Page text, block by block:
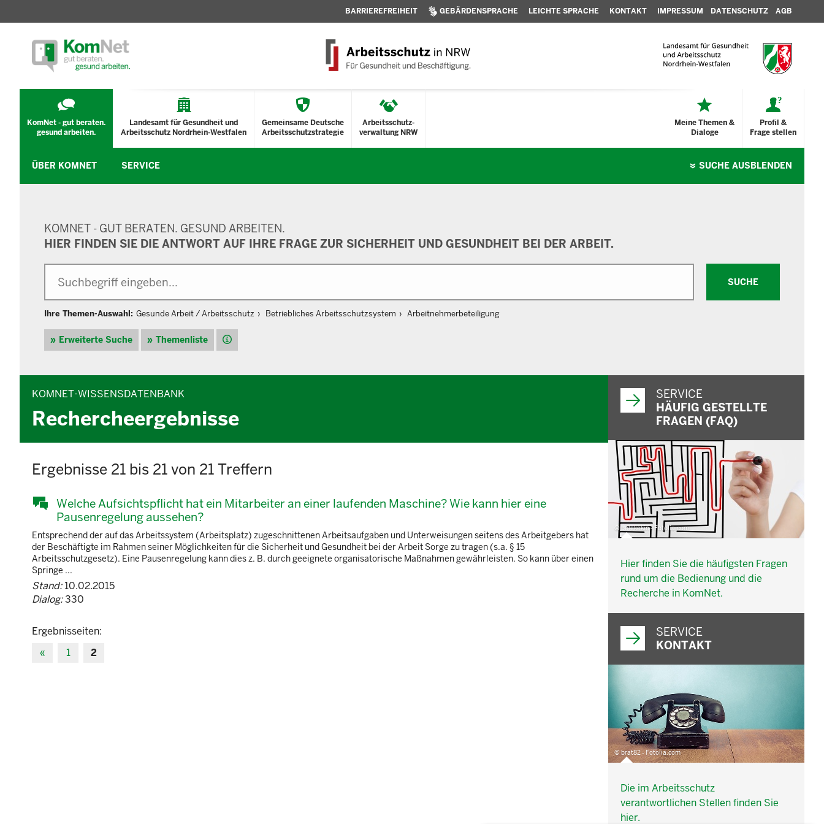
BARRIEREFREIHEIT GEBÄRDENSPRACHE LEICHTE SPRACHE KONTAKT IMPRESSUM DATENSCHUTZ AGB
KomNet - gut beraten.
gesund arbeiten.
Landesamt für Gesundheit und
Arbeitsschutz Nordrhein-Westfalen
Gemeinsame Deutsche
Arbeitsschutzstrategie
Arbeitsschutz-
verwaltung NRW
Profil &
Frage stellen
Meine Themen &
Dialoge
ÜBER KOMNET SERVICE SUCHE AUSBLENDEN
KOMNET - GUT BERATEN. GESUND ARBEITEN.
HIER FINDEN SIE DIE ANTWORT AUF IHRE FRAGE ZUR SICHERHEIT UND GESUNDHEIT BEI DER ARBEIT.
SUCHE
Ihre Themen-Auswahl: Gesunde Arbeit / Arbeitsschutz Betriebliches Arbeitsschutzsystem Arbeitnehmerbeteiligung
Erweiterte Suche Themenliste Hilfe
KOMNET-WISSENSDATENBANK
Rechercheergebnisse
Ergebnisse 21 bis 21 von 21 Treffern
Welche Aufsichtspflicht hat ein Mitarbeiter an einer laufenden Maschine? Wie kann hier eine
Pausenregelung aussehen?
Entsprechend der auf das Arbeitssystem (Arbeitsplatz) zugeschnittenen Arbeitsaufgaben und Unterweisungen seitens des Arbeitgebers hat
der Beschäftigte im Rahmen seiner Möglichkeiten für die Sicherheit und Gesundheit bei der Arbeit Sorge zu tragen (s.a. § 15
Arbeitsschutzgesetz). Eine Pausenregelung kann dies z. B. durch geeignete organisatorische Maßnahmen gewährleisten. So kann über einen
Springe ...
Stand:10.02.2015
Dialog:330
Ergebnisseiten:
«
1 2
SERVICE
HÄUFIG GESTELLTE
FRAGEN (FAQ)
© belekekin - Fotolia.com
Hier finden Sie die häufigsten Fragen
rund um die Bedienung und die
Recherche in KomNet.
SERVICE
KONTAKT
© brat82 - Fotolia.com
Die im Arbeitsschutz
verantwortlichen Stellen finden Sie
hier.